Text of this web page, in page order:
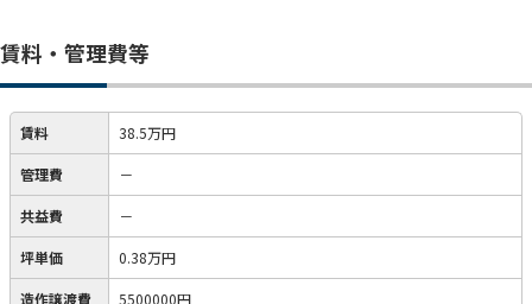
賃料・管理費等
賃料 38.5万円
管理費 －
共益費 －
坪単価 0.38万円
造作譲渡費 5500000円